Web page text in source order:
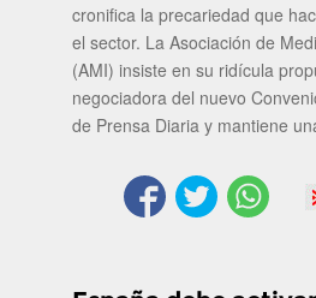
cronifica la precariedad que
el sector. La Asociación de
(AMI) insiste en su ridícula
negociadora del nuevo
de Prensa Diaria y mantiene